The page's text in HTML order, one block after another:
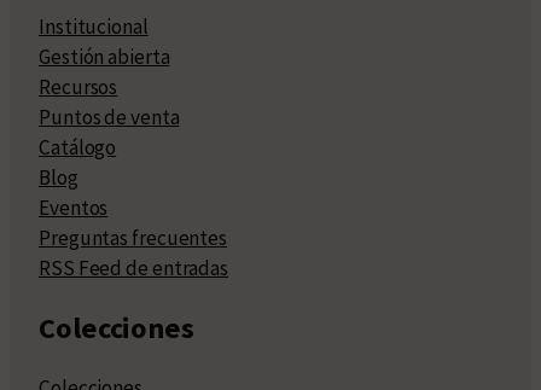
Institucional
Gestión abierta
Recursos
Puntos de venta
Catálogo
Blog
Eventos
Preguntas frecuentes
RSS Feed de entradas
Colecciones